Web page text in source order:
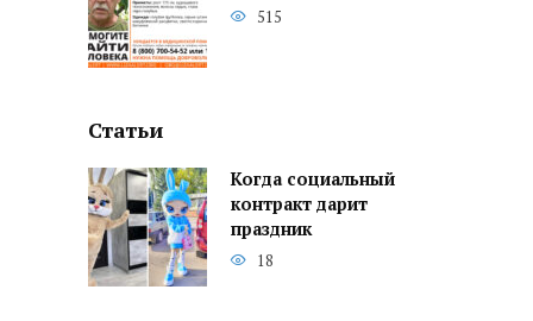
515
Статьи
Когда социальный
контракт дарит
праздник
18